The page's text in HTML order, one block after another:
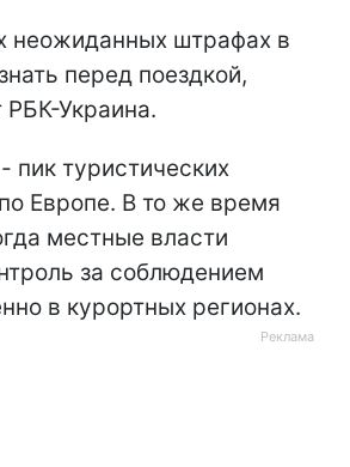
неожиданных штрафах в
перед поездкой,
РБК-Украина.
пик туристических
Европе. В то же время
местные власти
за соблюдением
в курортных регионах.